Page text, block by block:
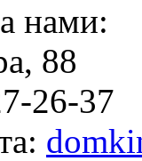
нами:
88
26-37